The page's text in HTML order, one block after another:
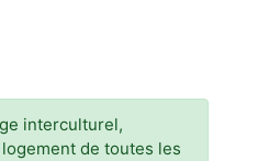
interculturel,
de toutes les